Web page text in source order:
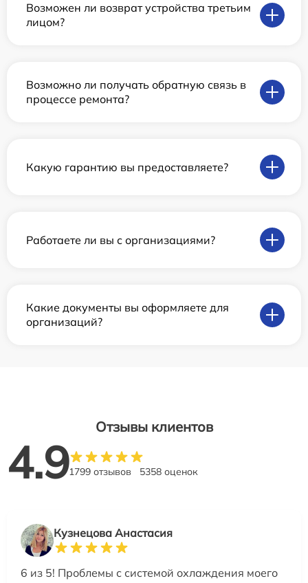
Возможен ли возврат устройства третьим
лицом?
Возможно ли получать обратную связь в
процессе ремонта?
Какую гарантию вы предоставляете?
Работаете ли вы с организациями?
Какие документы вы оформляете для
организаций?
Отзывы клиентов
4.91799 отзывов 5358 оценок
Кузнецова Анастасия
6 из 5! Проблемы с системой охлаждения моего